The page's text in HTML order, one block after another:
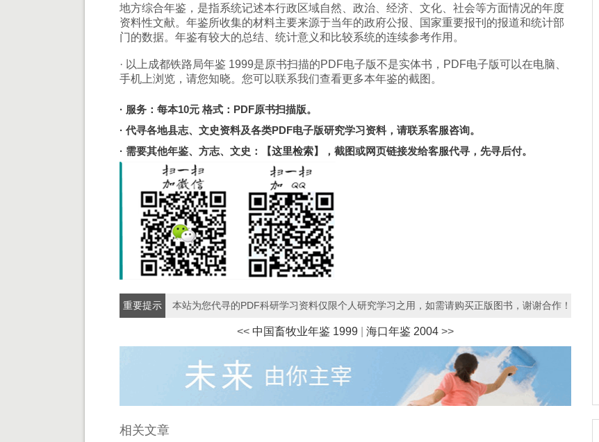
地方综合年鉴，是指系统记述本行政区域自然、政治、经济、文化、社会等方面情况的年度
资料性文献。年鉴所收集的材料主要来源于当年的政府公报、国家重要报刊的报道和统计部
门的数据。年鉴有较大的总结、统计意义和比较系统的连续参考作用。
· 以上成都铁路局年鉴 1999是原书扫描的PDF电子版不是实体书，PDF电子版可以在电脑、
手机上浏览，请您知晓。您可以联系我们查看更多本年鉴的截图。
· 服务：每本10元 格式：PDF原书扫描版。
· 代寻各地县志、文史资料及各类PDF电子版研究学习资料，请联系客服咨询。
· 需要其他年鉴、方志、文史：
【这里检索】 ，截图或网页链接发给客服代寻，先寻后付。
重要提示 本站为您代寻的PDF科研学习资料仅限个人研究学习之用，如需请购买正版图书，谢谢合作！
<< 中国畜牧业年鉴 1999 海口年鉴 2004 >>
相关文章